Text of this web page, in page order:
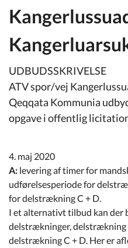
Politik
Turisme
Selvbetjening
Om Kommunen
UDBUDSSKRIVELSE
ATV spor/vej
Qeqqata Kommunia
opgave i offentlig
4. maj 2020
A: levering af timer for
udførelsesperiode for
for delstrækning C + D.
I et alternativt tilbud kan der
delstrækninger, delstrækning
delstrækning C + D. Her er